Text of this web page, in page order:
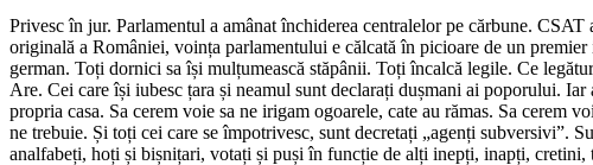
Privesc în jur. Parlamentul a amânat închiderea centralelor pe cărbune.
originală a României, voința parlamentului e călcată în picioare de un
german. Toți dornici sa își mulțumească stăpânii. Toți încalcă legile. Ce
Are. Cei care își iubesc țara și neamul sunt declarați dușmani ai poporului.
propria casa. Sa cerem voie sa ne irigam ogoarele, cate au rămas. Sa cerem
ne trebuie. Și toți cei care se împotrivesc, sunt decretați „agenți subversivi”.
analfabeți, hoți și bișnițari, votați și puși în funcție de alți inepți, inapți,